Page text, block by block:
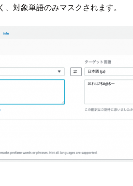
対象単語のみマスクされます。